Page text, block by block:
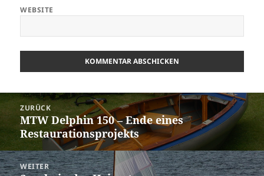
WEBSITE
Beitragsnavigation
ZURÜCK
Vorheriger
Beitrag:
MTW Delphin 150 – Ende eines
Restaurationsprojekts
WEITER